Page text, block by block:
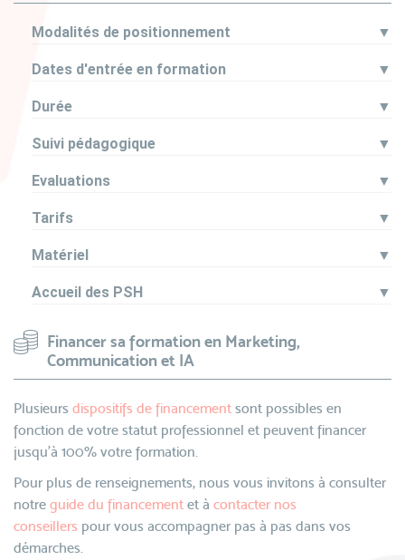
Modalités de positionnement ▼
Dates d'entrée en formation ▼
Durée ▼
Suivi pédagogique ▼
Evaluations ▼
Tarifs ▼
Matériel ▼
Accueil des PSH ▼
Financer sa formation en Marketing,
Communication et IA
Plusieurs dispositifs de financement sont possibles en
fonction de votre statut professionnel et peuvent financer
jusqu’à 100% votre formation.
Pour plus de renseignements, nous vous invitons à consulter
notre guide du financement et à contacter nos
conseillers pour vous accompagner pas à pas dans vos
démarches.